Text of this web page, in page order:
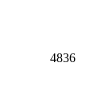
4836